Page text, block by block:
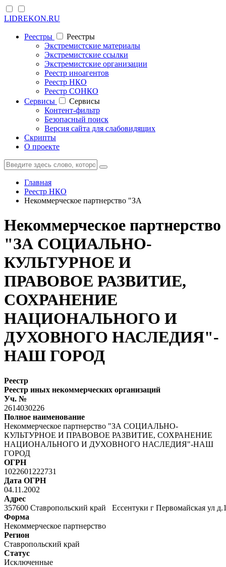
LIDREKON.RU
Реестры
Реестры
Экстремистские материалы
Экстремистские ссылки
Экстремистские организации
Реестр иноагентов
Реестр НКО
Реестр СОНКО
Cервисы
Cервисы
Контент-фильтр
Безопасный поиск
Версия сайта для слабовидящих
Скрипты
О проекте
Главная
Реестр НКО
Некоммерческое партнерство "ЗА
Некоммерческое партнерство
"ЗА СОЦИАЛЬНО-
КУЛЬТУРНОЕ И
ПРАВОВОЕ РАЗВИТИЕ,
СОХРАНЕНИЕ
НАЦИОНАЛЬНОГО И
ДУХОВНОГО НАСЛЕДИЯ"-
НАШ ГОРОД
Реестр
Реестр иных некоммерческих организаций
Уч. №
2614030226
Полное наименование
Некоммерческое партнерство "ЗА СОЦИАЛЬНО-
КУЛЬТУРНОЕ И ПРАВОВОЕ РАЗВИТИЕ, СОХРАНЕНИЕ
НАЦИОНАЛЬНОГО И ДУХОВНОГО НАСЛЕДИЯ"-НАШ
ГОРОД
ОГРН
1022601222731
Дата ОГРН
04.11.2002
Адрес
357600 Ставропольский край Ессентуки г Первомайская ул
Форма
Некоммерческое партнерство
Регион
Ставропольский край
Статус
Исключенные